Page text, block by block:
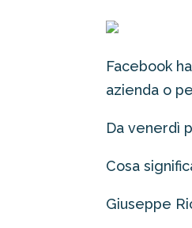
Facebook
azienda o
Da venerdì
Cosa
Giuseppe